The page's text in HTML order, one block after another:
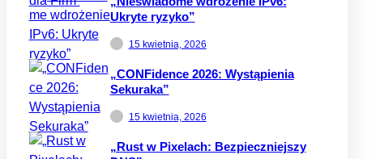
Ukryte ryzyko”
15 kwietnia, 2026
„CONFidence 2026: Wystąpienia
Sekuraka”
15 kwietnia, 2026
„Rust w Pixelach: Bezpieczniejszy